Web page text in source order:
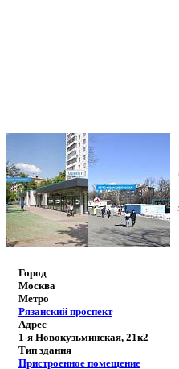
Город
Москва
Метро
Рязанский проспект
Адрес
1-я Новокузьминская, 21к2
Тип здания
Пристроенное помещение